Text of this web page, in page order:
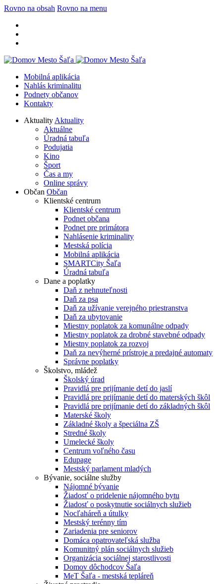
Rovno na obsah Rovno na menu
Mobilná aplikácia
Nahlás kriminalitu
Podnety občanov
Kontakty
Aktuality Aktuality
Aktuálne
Úradná tabuľa
Podujatia
Kino
Šport
Čas a my
Online správy
Občan Občan
Klientské centrum
Klientské centrum
Podnet občana
Podnet pre primátora
Nahlásenie kriminality
Mestská polícia
Mobilná aplikácia
SMARTCity Šaľa
Úradná tabuľa
Dane a poplatky
Daň z nehnuteľnosti
Daň za psa
Daň za užívanie verejného priestranstva
Daň za ubytovanie
Miestny poplatok za komunálne odpady
Miestny poplatok za drobné stavebné odpady
Miestny poplatok za rozvoj
Daň za nevýherné prístroje a predajné automaty
Správne poplatky
Školstvo, mládež
Školský úrad
Pravidlá pre prijímanie detí do jaslí
Pravidlá pre prijímanie detí do materských škôl
Pravidlá pre prijímanie detí do základných škôl
Materské školy
Základné školy a špeciálna ZŠ
Stredné školy
Umelecké školy
Centrum voľného času
Edupage
Mestský parlament mladých
Bývanie, sociálne služby
Nájomné bývanie
Žiadosť o pridelenie nájomného bytu
Žiadosť o poskytnutie sociálnych služieb
Nocľaháreň a útulky
Mestský terénny tím
Zariadenia pre seniorov
Domáca opatrovateľská služba
Komunitný plán sociálnych služieb
Organizácia sociálnej starostlivosti
Domov dôchodcov Šaľa
MeT Šaľa - mestská tepláreň